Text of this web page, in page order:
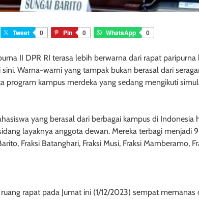
Tweet 0 Pin 0 WhatsApp 0
II DPR RI terasa lebih berwarna dari rapat
Warna-warni yang tampak bukan berasal dari
program kampus merdeka yang sedang mengikuti
yang berasal dari berbagai kampus di
layaknya anggota dewan. Mereka terbagi menjadi 9
Fraksi Batanghari, Fraksi Musi, Fraksi Mamberamo,
rapat pada Jumat ini (1/12/2023) sempat